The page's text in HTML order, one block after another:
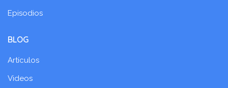
Episodios
BLOG
Artículos
Videos